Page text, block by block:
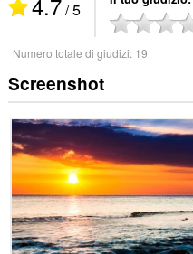
/ 5
Numero totale di giudizi: 19
Screenshot